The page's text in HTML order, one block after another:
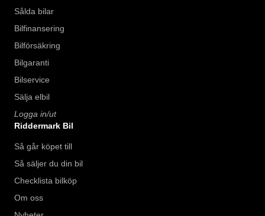
Sålda bilar
Bilfinansering
Bilförsäkring
Bilgaranti
Bilservice
Sälja elbil
Logga in/ut
Riddermark Bil
Så går köpet till
Så säljer du din bil
Checklista bilköp
Om oss